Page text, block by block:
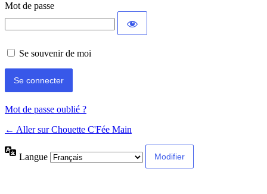
Mot de passe
Se souvenir de moi
Mot de passe oublié ?
← Aller sur Chouette C'Fée Main
Langue